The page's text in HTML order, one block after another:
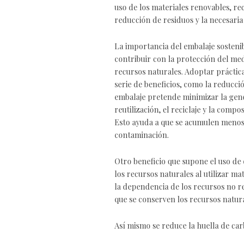
uso de los materiales renovables,
reducción de residuos y la
La importancia del embalaje
contribuir con la protección del
recursos naturales. Adoptar
serie de beneficios, como la
embalaje pretende minimizar la
reutilización, el reciclaje y la
Esto ayuda a que se acumulen
contaminación.
Otro beneficio que supone el uso
los recursos naturales al utilizar
la dependencia de los recursos no
que se conserven los recursos
Así mismo se reduce la huella de